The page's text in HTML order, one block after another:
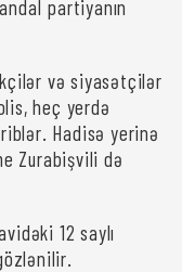
partiyanın
və siyasətçilər
heç yerdə
Hadisə yerinə
Zurabişvili də
12 saylı